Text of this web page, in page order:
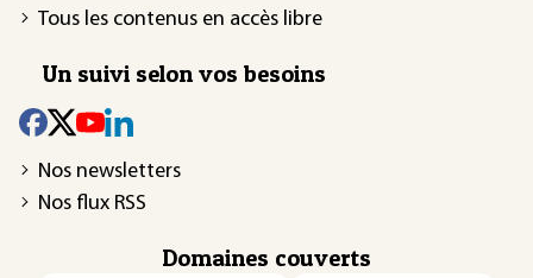
Tous les contenus en accès libre
Un suivi selon vos besoins
Nos newsletters
Nos flux RSS
Domaines couverts